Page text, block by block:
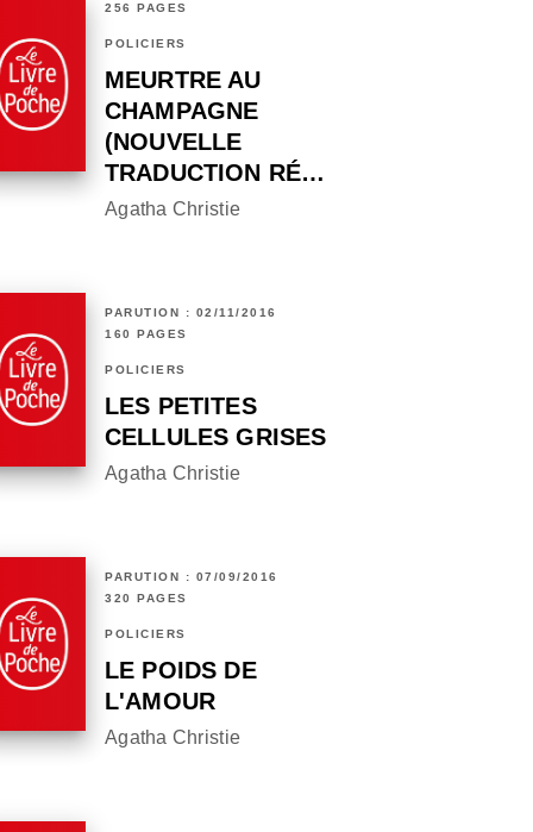
256 PAGES
POLICIERS
MEURTRE AU
CHAMPAGNE
(NOUVELLE
TRADUCTION RÉ…
Agatha Christie
PARUTION : 02/11/2016
160 PAGES
POLICIERS
LES PETITES
CELLULES GRISES
Agatha Christie
PARUTION : 07/09/2016
320 PAGES
POLICIERS
LE POIDS DE
L'AMOUR
Agatha Christie